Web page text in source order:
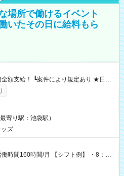
場所で働けるイベント
いたその日に給料もら
働いたその日に現金GET♪ お仕事後はコ
落とせます！ 【試用期間】試
寄り駅：池袋駅）
ズ
/月 【シフト例】 ・8：00